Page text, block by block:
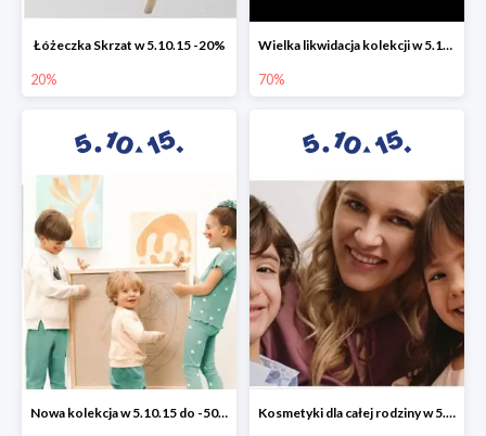
Łóżeczka Skrzat w 5.10.15 -20%
20%
Wielka likwidacja kolekcji w 5.10.15 do -70%
70%
Nowa kolekcja w 5.10.15 do -50% Kosmetyki dla całej rodziny w 5.10.15 do -40%